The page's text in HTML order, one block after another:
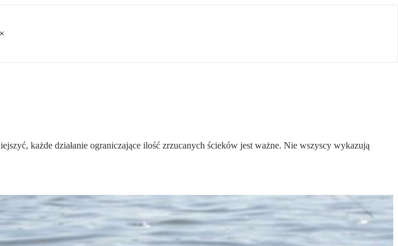
każde działanie ograniczające ilość zrzucanych ścieków jest ważne. Nie wszyscy wykazują